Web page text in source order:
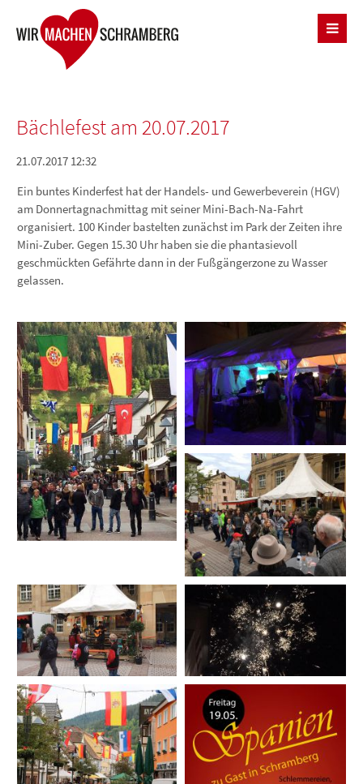
Bächlefest am 20.07.2017
21.07.2017 12:32
Ein buntes Kinderfest hat der Handels- und Gewerbeverein (HGV)
am Donnertagnachmittag mit seiner Mini-Bach-Na-Fahrt
organisiert. 100 Kinder bastelten zunächst im Park der Zeiten ihre
Mini-Zuber. Gegen 15.30 Uhr haben sie die phantasievoll
geschmückten Gefährte dann in der Fußgängerzone zu Wasser
gelassen.